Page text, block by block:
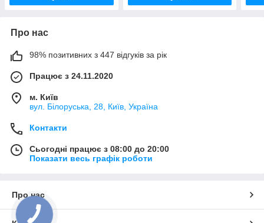
Про нас
98% позитивних з 447 відгуків за рік
Працює з 24.11.2020
м. Київ
вул. Білоруська, 28, Київ, Україна
Контакти
Сьогодні працює з 08:00 до 20:00
Показати весь графік роботи
Про нас